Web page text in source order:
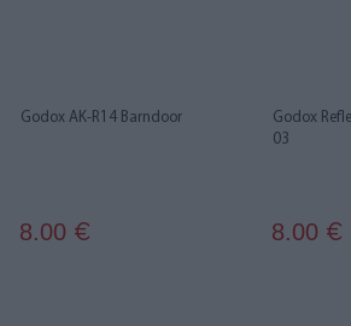
Godox AK-R14 Barndoor
8.00 €
Godox
03
8.00 €